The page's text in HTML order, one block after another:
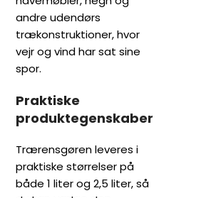
andre udendørs
trækonstruktioner, hvor
vejr og vind har sat sine
spor.
Praktiske
produktegenskaber
Trærensgøren leveres i
praktiske størrelser på
både 1 liter og 2,5 liter, så